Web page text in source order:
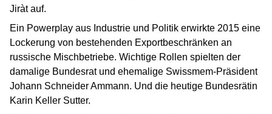
Jiràt auf.
Ein Powerplay aus Industrie und Politik erwirkte 2015 eine
Lockerung von bestehenden Exportbeschränken an
russische Mischbetriebe. Wichtige Rollen spielten der
damalige Bundesrat und ehemalige Swissmem-Präsident
Johann Schneider Ammann. Und die heutige Bundesrätin
Karin Keller Sutter.